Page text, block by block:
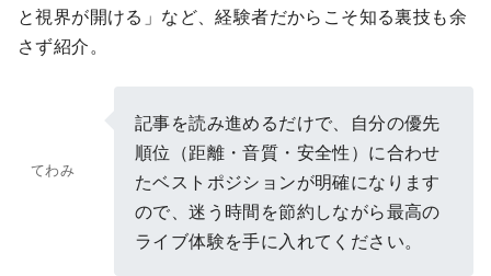
と視界が開ける」など、経験者だからこそ知る裏技も余
さず紹介。
てわみ
記事を読み進めるだけで、自分の優先
順位（距離・音質・安全性）に合わせ
たベストポジションが明確になります
ので、迷う時間を節約しながら最高の
ライブ体験を手に入れてください。